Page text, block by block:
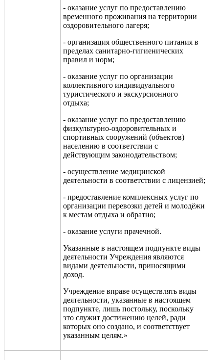
- оказание услуг по предоставлению
временного проживания на территории
оздоровительного лагеря;
- организация общественного питания в
пределах санитарно-гигиенических
правил и норм;
- оказание услуг по организации
коллективного индивидуального
туристического и экскурсионного
отдыха;
- оказание услуг по предоставлению
физкультурно-оздоровительных и
спортивных сооружений (объектов)
населению в соответствии с
действующим законодательством;
- осуществление медицинской
деятельности в соответствии с лицензией;
- предоставление комплексных услуг по
организации перевозки детей и молодёжи
к местам отдыха и обратно;
- оказание услуги прачечной.
Указанные в настоящем подпункте виды
деятельности Учреждения являются
видами деятельности, приносящими
доход.
Учреждение вправе осуществлять виды
деятельности, указанные в настоящем
подпункте, лишь постольку, поскольку
это служит достижению целей, ради
которых оно создано, и соответствует
указанным целям.»